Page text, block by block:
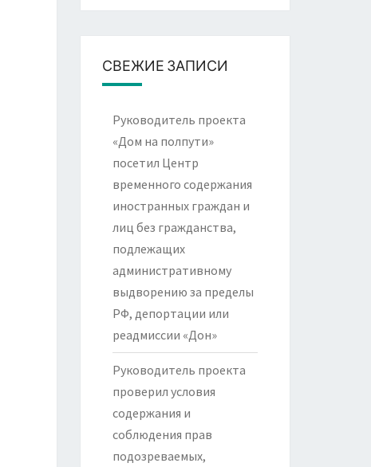
СВЕЖИЕ ЗАПИСИ
Руководитель проекта
«Дом на полпути»
посетил Центр
временного содержания
иностранных граждан и
лиц без гражданства,
подлежащих
административному
выдворению за пределы
РФ, депортации или
реадмиссии «Дон»
Руководитель проекта
проверил условия
содержания и
соблюдения прав
подозреваемых,